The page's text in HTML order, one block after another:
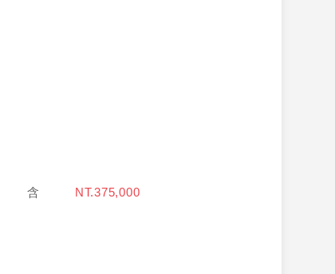
含 NT.375,000